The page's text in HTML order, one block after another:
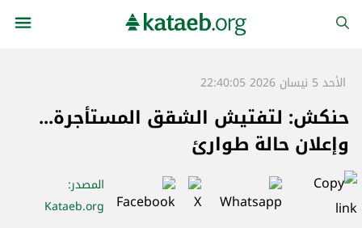
الأحد 5 نيسان 2026 22:40:05
حنكش: لتفتيش الشقق المستأجرة...
وإعلان حالة طوارئ
المصدر:
Kataeb.org